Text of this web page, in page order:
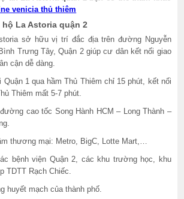
venicia thủ thiêm
La Astoria quận 2
sở hữu vị trí đắc địa trên đường Nguyễn
Trưng Tây, Quận 2 giúp cư dân kết nối giao
cận dễ dàng.
1 qua hầm Thủ Thiêm chỉ 15 phút, kết nối
Thiêm mất 5-7 phút.
cao tốc Song Hành HCM – Long Thành –
thương mại: Metro, BigC, Lotte Mart,…
bệnh viện Quận 2, các khu trường học, khu
TDTT Rạch Chiếc.
huyết mạch của thành phố.